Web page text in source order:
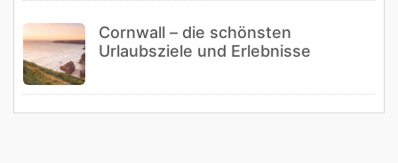
Cornwall – die schönsten
Urlaubsziele und Erlebnisse